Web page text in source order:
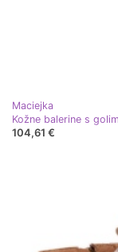
Maciejka
104,61 €